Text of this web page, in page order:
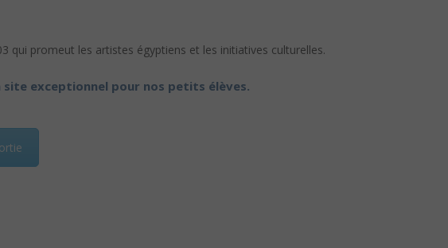
qui promeut les artistes égyptiens et les initiatives culturelles.
site exceptionnel pour nos petits élèves.